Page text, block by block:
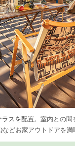
スを配置。室内との
どお家アウトドアを満